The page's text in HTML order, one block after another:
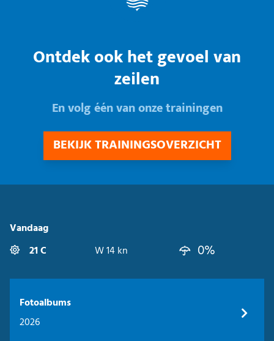
Ontdek ook het gevoel van
zeilen
En volg één van onze trainingen
BEKIJK TRAININGSOVERZICHT
Vandaag
21 C
W 14 kn 0%
Fotoalbums
2026